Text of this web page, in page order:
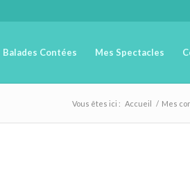
Balades Contées Mes Spectacles
Vous êtes ici : Accueil / Mes